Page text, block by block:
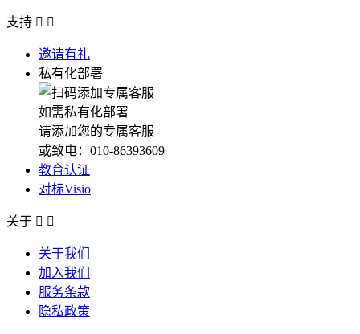
支持  
邀请有礼
私有化部署
如需私有化部署
请添加您的专属客服
或致电：010-86393609
教育认证
对标Visio
关于  
关于我们
加入我们
服务条款
隐私政策